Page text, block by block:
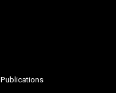
Publications